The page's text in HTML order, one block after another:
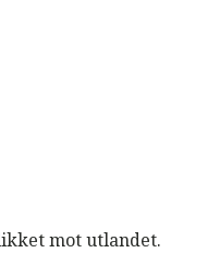
mot utlandet.